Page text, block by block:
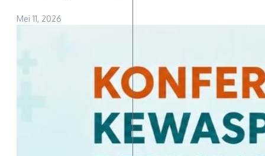
Mei 11, 2026